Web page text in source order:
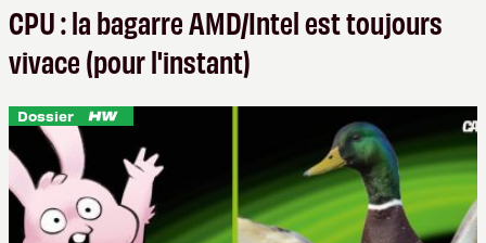
CPU : la bagarre AMD/Intel est toujours
vivace (pour l'instant)
Dossier